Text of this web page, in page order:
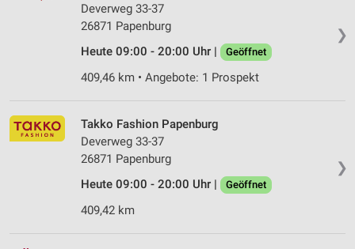
❯
Deverweg 33-37
26871 Papenburg
Heute 09:00 - 20:00 Uhr |
Geöffnet
409,46 km • Angebote: 1 Prospekt
❯
Takko Fashion Papenburg
Deverweg 33-37
26871 Papenburg
Heute 09:00 - 20:00 Uhr |
Geöffnet
409,42 km